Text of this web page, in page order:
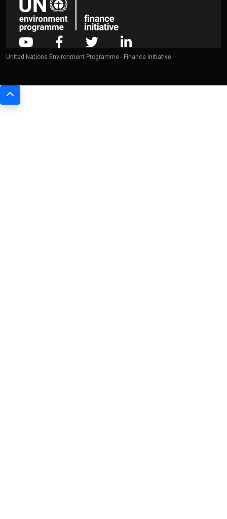
United Nations Environment Programme - Finance Initiative